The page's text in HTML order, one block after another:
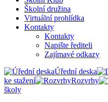
Školní družina
Virtuální prohlídka
Kontakty
Kontakty
Napište řediteli
Zajímavé odkazy
Úřední deska
ke stažení
Rozvrhy
školy